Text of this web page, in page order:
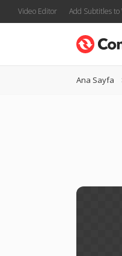
Video Editor Add Subtitles to
Ana Sayfa